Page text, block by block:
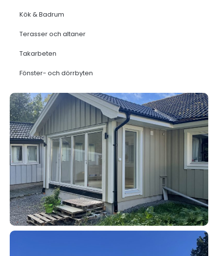
Kök & Badrum
Terasser och altaner
Takarbeten
Fönster- och dörrbyten